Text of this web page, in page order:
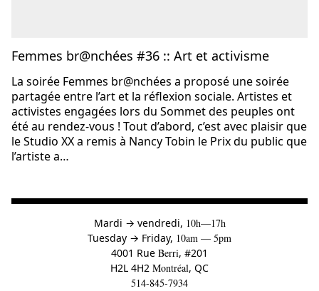
Femmes br@nchées #36 :: Art et activisme
La soirée Femmes br@nchées a proposé une soirée
partagée entre l’art et la réflexion sociale. Artistes et
activistes engagées lors du Sommet des peuples ont
été au rendez-vous ! Tout d’abord, c’est avec plaisir que
le Studio XX a remis à Nancy Tobin le Prix du public que
l’artiste a…
Mardi →àvendredi, 10h—17h
Tuesday → to
Friday, 10am — 5pm
4001 Rue Berri, #201
H2L 4H2 Montréal, QC
514-845-7934